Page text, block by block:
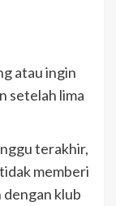
atau ingin
setelah lima
terakhir,
memberi
dengan klub